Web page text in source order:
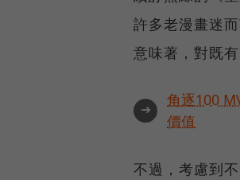
許多老漫畫迷
意味著，對既
➜
角逐100
價值
不過，考慮到